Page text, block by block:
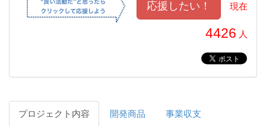
現在
4426 人
プロジェクト内容 開発商品 事業収支